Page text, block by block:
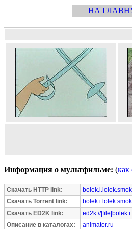
НА
Информация о мультфильме: (как
Скачать HTTP link:
Скачать Torrent link:
Скачать ED2K link:
ed2k://
Описание в каталогах:
animator.ru